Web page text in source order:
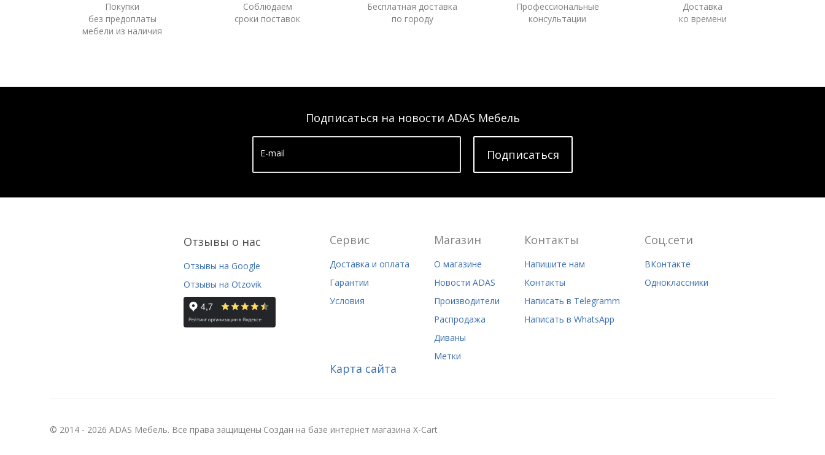
Покупки
без предоплаты
мебели из наличия
Соблюдаем
сроки поставок
Бесплатная доставка
по городу
Профессиональные
консультации
Доставка
ко времени
Подписаться на новости ADAS Мебель
E-mail Подписатьcя
Отзывы о нас
Отзывы на Google
Отзывы на Otzovik
Сервис
Доставка и оплата
Гарантии
Условия
Магазин
О магазине
Новости ADAS
Производители
Распродажа
Диваны
Метки
Контакты
Напишите нам
Контакты
Написать в Telegramm
Написать в WhatsApp
Соц.сети
ВКонтакте
Одноклассники
Карта сайта
© 2014 - 2026 ADAS Мебель. Все права защищены Создан на базе интернет магазина X-Cart